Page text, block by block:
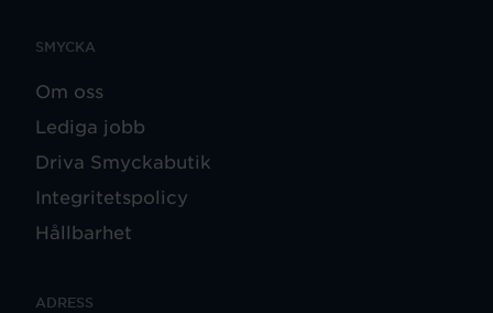
SMYCKA
Om oss
Lediga jobb
Driva Smyckabutik
Integritetspolicy
Hållbarhet
ADRESS